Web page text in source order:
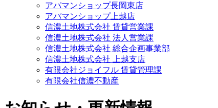
アパマンショップ長岡東店
アパマンショップ上越店
信濃土地株式会社 賃貸営業課
信濃土地株式会社 法人営業課
信濃土地株式会社 総合企画事業部
信濃土地株式会社 上越支店
有限会社ジョイフル 賃貸管理課
有限会社信濃不動産